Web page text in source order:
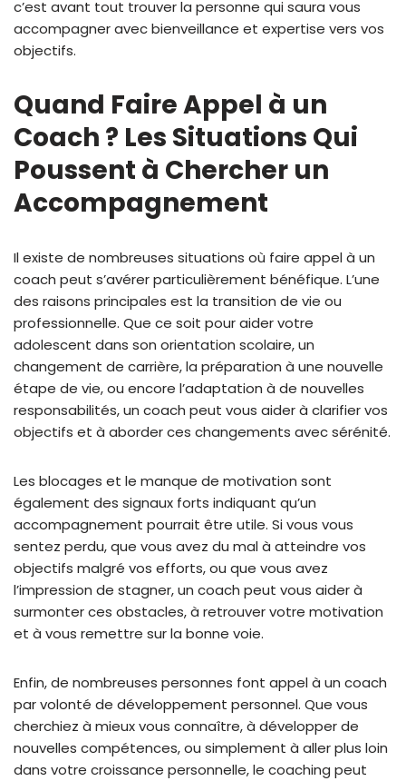
c’est avant tout trouver la personne qui saura vous
accompagner avec bienveillance et expertise vers vos
objectifs.
Quand Faire Appel à un
Coach ? Les Situations Qui
Poussent à Chercher un
Accompagnement
Il existe de nombreuses situations où faire appel à un
coach peut s’avérer particulièrement bénéfique. L’une
des raisons principales est la transition de vie ou
professionnelle. Que ce soit pour aider votre
adolescent dans son orientation scolaire, un
changement de carrière, la préparation à une nouvelle
étape de vie, ou encore l’adaptation à de nouvelles
responsabilités, un coach peut vous aider à clarifier vos
objectifs et à aborder ces changements avec sérénité.
Les blocages et le manque de motivation sont
également des signaux forts indiquant qu’un
accompagnement pourrait être utile. Si vous vous
sentez perdu, que vous avez du mal à atteindre vos
objectifs malgré vos efforts, ou que vous avez
l’impression de stagner, un coach peut vous aider à
surmonter ces obstacles, à retrouver votre motivation
et à vous remettre sur la bonne voie.
Enfin, de nombreuses personnes font appel à un coach
par volonté de développement personnel. Que vous
cherchiez à mieux vous connaître, à développer de
nouvelles compétences, ou simplement à aller plus loin
dans votre croissance personnelle, le coaching peut